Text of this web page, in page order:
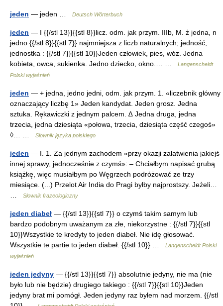
jeden — jeden … Deutsch Wörterbuch
jeden — I {{/stl 13}}{{stl 8}}licz. odm. jak przym. IIIb, M. ż jedna, n
jedno {{/stl 8}}{{stl 7}} najmniejsza z liczb naturalnych; jedność,
jednostka : {{/stl 7}}{{stl 10}}Jeden człowiek, pies, wóz. Jedna
kobieta, owca, sukienka. Jedno dziecko, okno.… …
Langenscheidt
Polski wyjaśnień
jeden — + jedna, jedno jedni, odm. jak przym. 1. «liczebnik główny
oznaczający liczbę 1» Jeden kandydat. Jeden grosz. Jedna
sztuka. Rękawiczki z jednym palcem. ∆ Jedna druga, jedna
trzecia, jedna dziesiąta «połowa, trzecia, dziesiąta część czegoś»
◊… …
Słownik języka polskiego
jeden — I. 1. Za jednym zachodem «przy okazji załatwienia jakiejś
innej sprawy, jednocześnie z czymś»: – Chciałbym napisać grubą
książkę, więc musiałbym po Węgrzech podróżować ze trzy
miesiące. (...) Przelot Air India do Pragi byłby najprostszy. Jeżeli…
Słownik frazeologiczny
jeden diabeł — {{/stl 13}}{{stl 7}} o czymś takim samym lub
bardzo podobnym uważanym za złe, niekorzystne : {{/stl 7}}{{stl
10}}Wszystkie te kredyty to jeden diabeł. Nie idę głosować.
Wszystkie te partie to jeden diabeł. {{/stl 10}} …
Langenscheidt Polski
wyjaśnień
jeden jedyny — {{/stl 13}}{{stl 7}} absolutnie jedyny, nie ma (nie
było lub nie będzie) drugiego takiego : {{/stl 7}}{{stl 10}}Jeden
jedyny brat mi pomógł. Jeden jedyny raz byłem nad morzem. {{/stl